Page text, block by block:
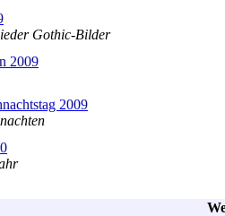
Gothic-Bilder
2009
2009